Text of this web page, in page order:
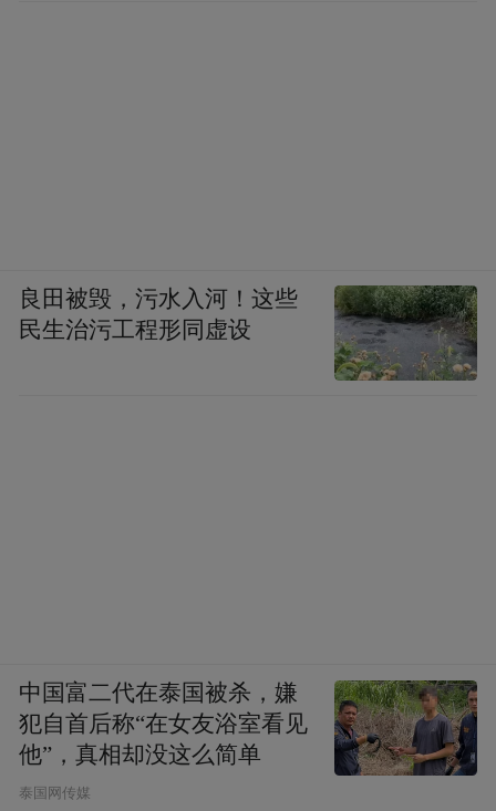
良田被毁，污水入河！这些
民生治污工程形同虚设
中国富二代在泰国被杀，嫌
犯自首后称“在女友浴室看见
他”，真相却没这么简单
泰国网传媒